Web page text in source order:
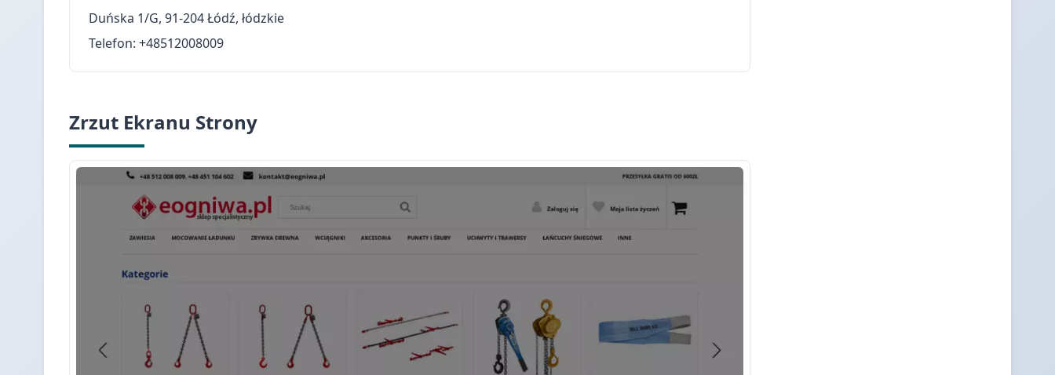
Duńska 1/G, 91-204 Łódź, łódzkie
Telefon: +48512008009
Zrzut Ekranu Strony